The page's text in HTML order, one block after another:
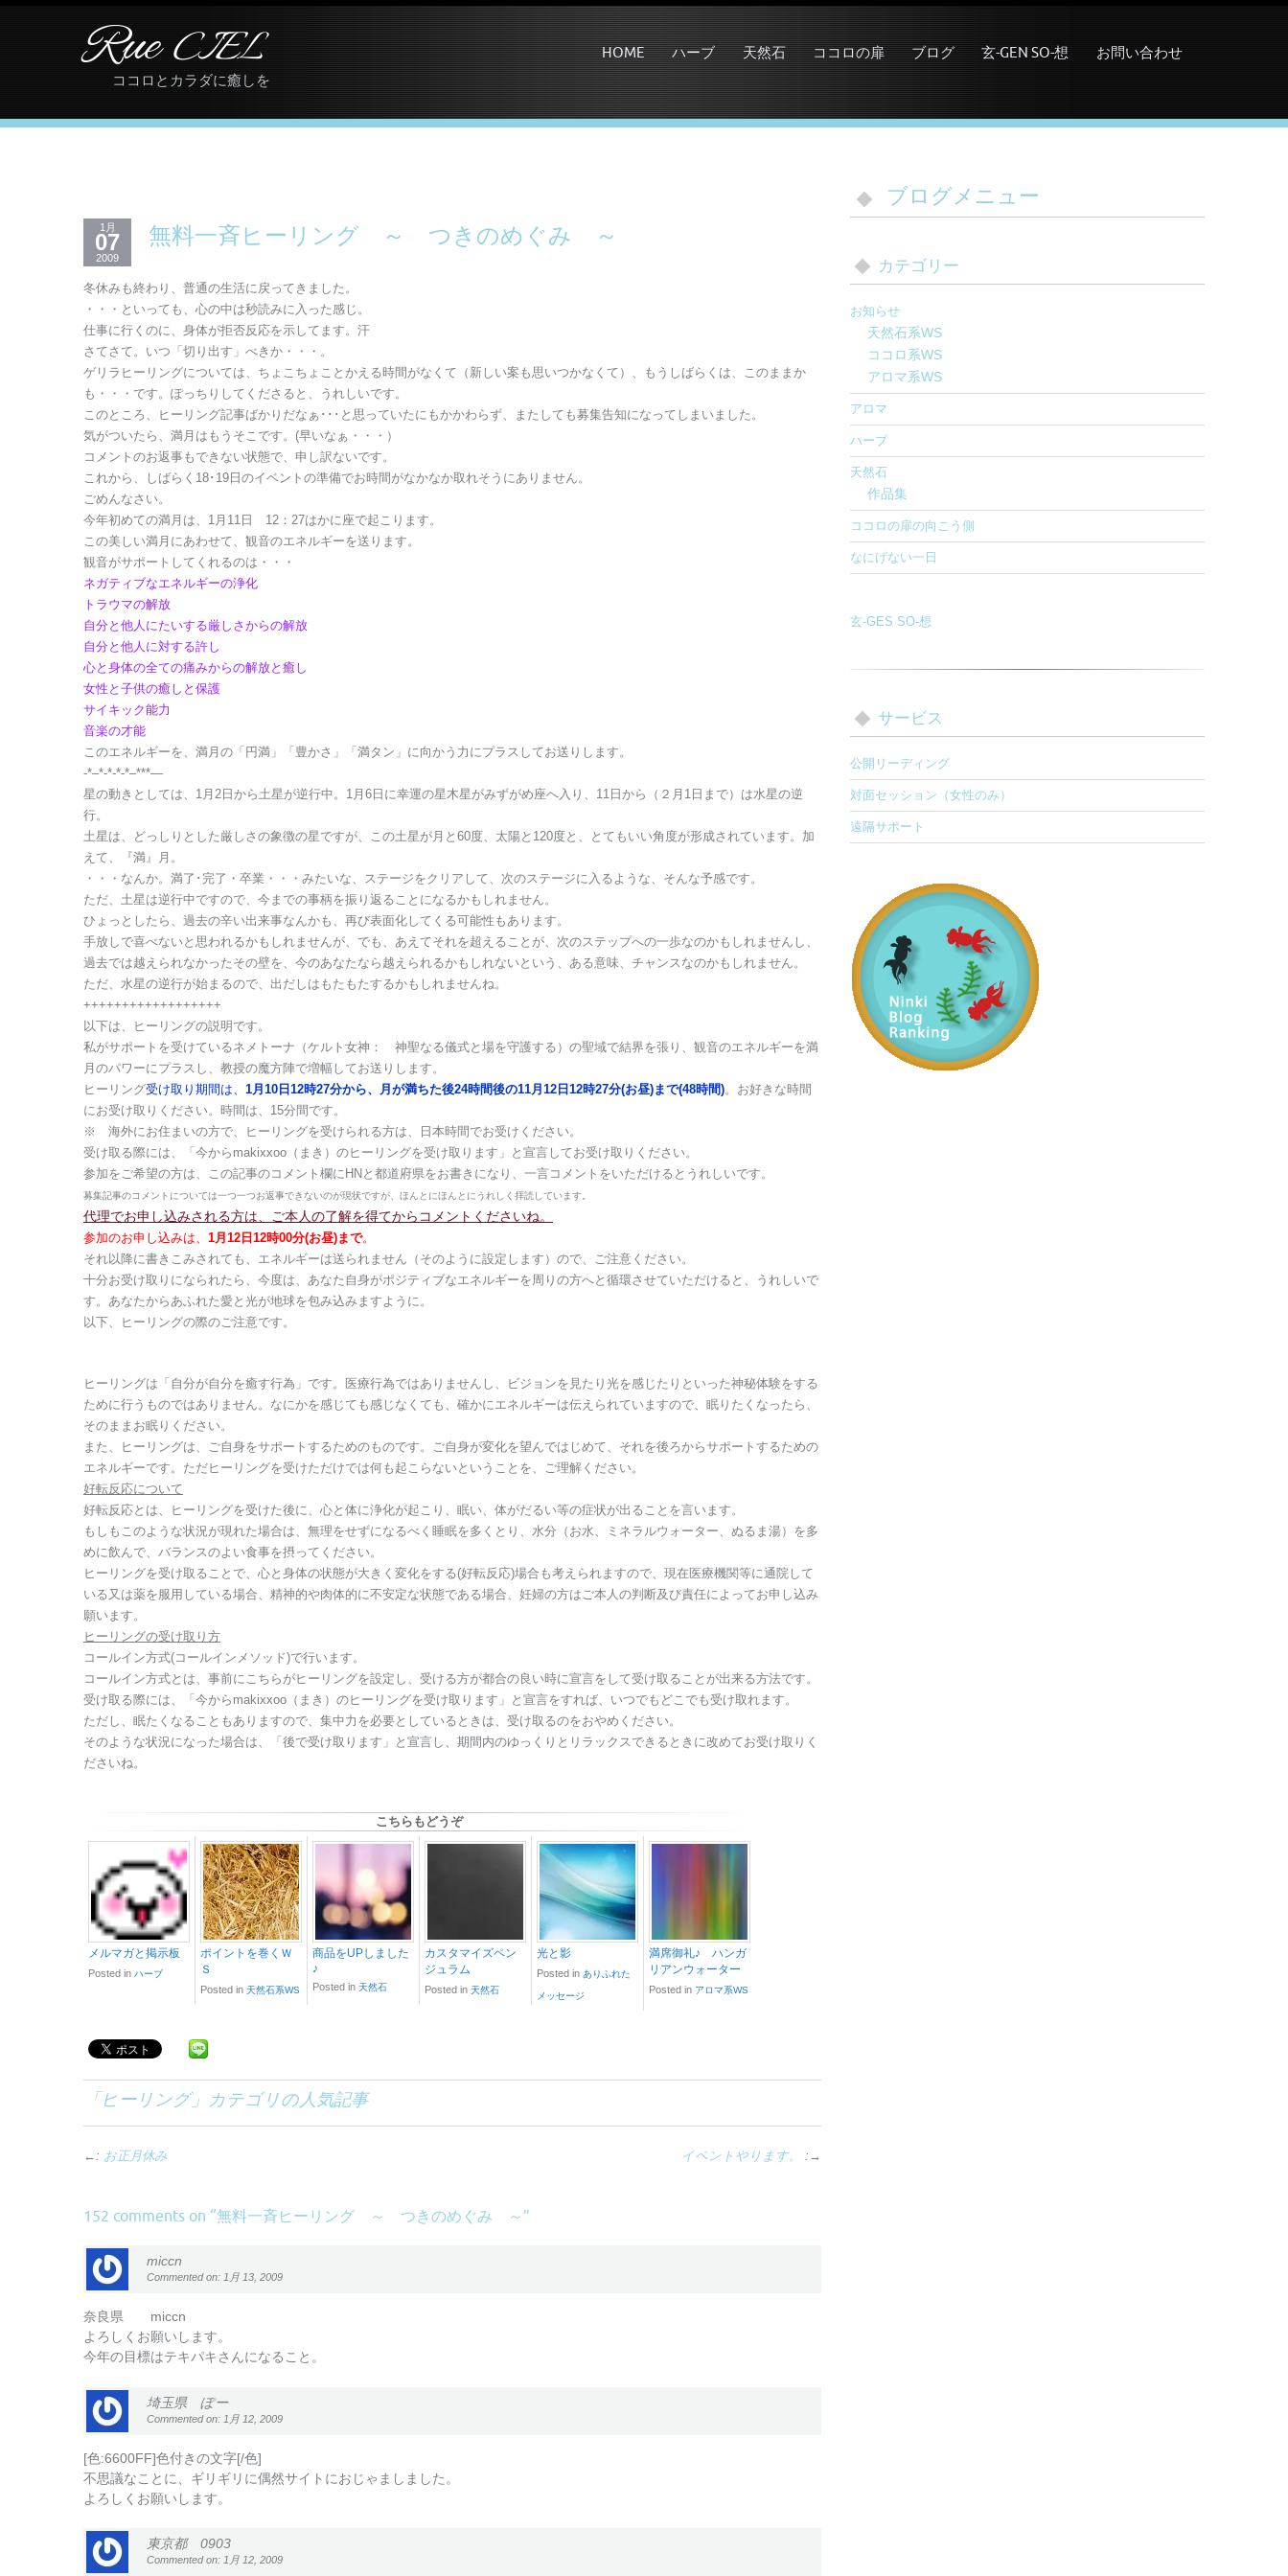
RueCIEL
ココロとカラダに癒しを
HOME ハーブ 天然石 ココロの扉 ブログ 玄-GEN SO-想 お問い合わせ
1月
07
2009
無料一斉ヒーリング ～ つきのめぐみ ～
冬休みも終わり、普通の生活に戻ってきました。
・・・といっても、心の中は秒読みに入った感じ。
仕事に行くのに、身体が拒否反応を示してます。汗
さてさて。いつ「切り出す」べきか・・・。
ゲリラヒーリングについては、ちょこちょことかえる時間がなくて（新しい案も思いつかなくて）、もうしばらくは、このままか
も・・・です。ぽっちりしてくださると、うれしいです。
このところ、ヒーリング記事ばかりだなぁ･･･と思っていたにもかかわらず、またしても募集告知になってしまいました。
気がついたら、満月はもうそこです。(早いなぁ・・・）
コメントのお返事もできない状態で、申し訳ないです。
これから、しばらく18･19日のイベントの準備でお時間がなかなか取れそうにありません。
ごめんなさい。
今年初めての満月は、1月11日 12：27はかに座で起こります。
この美しい満月にあわせて、観音のエネルギーを送ります。
観音がサポートしてくれるのは・・・
ネガティブなエネルギーの浄化
トラウマの解放
自分と他人にたいする厳しさからの解放
自分と他人に対する許し
心と身体の全ての痛みからの解放と癒し
女性と子供の癒しと保護
サイキック能力
音楽の才能
このエネルギーを、満月の「円満」「豊かさ」「満タン」に向かう力にプラスしてお送りします。
-*–*-*-*-*–***—
星の動きとしては、1月2日から土星が逆行中。1月6日に幸運の星木星がみずがめ座へ入り、11日から（２月1日まで）は水星の逆
行。
土星は、どっしりとした厳しさの象徴の星ですが、この土星が月と60度、太陽と120度と、とてもいい角度が形成されています。加
えて、『満』月。
・・・なんか。満了･完了・卒業・・・みたいな、ステージをクリアして、次のステージに入るような、そんな予感です。
ただ、土星は逆行中ですので、今までの事柄を振り返ることになるかもしれません。
ひょっとしたら、過去の辛い出来事なんかも、再び表面化してくる可能性もあります。
手放しで喜べないと思われるかもしれませんが、でも、あえてそれを超えることが、次のステップへの一歩なのかもしれませんし、
過去では越えられなかったその壁を、今のあなたなら越えられるかもしれないという、ある意味、チャンスなのかもしれません。
ただ、水星の逆行が始まるので、出だしはもたもたするかもしれませんね。
++++++++++++++++++
以下は、ヒーリングの説明です。
私がサポートを受けているネメトーナ（ケルト女神： 神聖なる儀式と場を守護する）の聖域で結界を張り、観音のエネルギーを満
月のパワーにプラスし、教授の魔方陣で増幅してお送りします。
ヒーリング受け取り期間は、 1月10日12時27分から、月が満ちた後24時間後の11月12日12時27分(お昼)まで(48時間)。お好きな時間
にお受け取りください。時間は、15分間です。
※ 海外にお住まいの方で、ヒーリングを受けられる方は、日本時間でお受けください。
受け取る際には、「今からmakixxoo（まき）のヒーリングを受け取ります」と宣言してお受け取りください。
参加をご希望の方は、この記事のコメント欄にHNと都道府県をお書きになり、一言コメントをいただけるとうれしいです。
募集記事のコメントについては一つ一つお返事できないのが現状ですが、ほんとにほんとにうれしく拝読しています。
代理でお申し込みされる方は、ご本人の了解を得てからコメントくださいね。
参加のお申し込みは、 1月12日12時00分(お昼)まで。
それ以降に書きこみされても、エネルギーは送られません（そのように設定します）ので、ご注意ください。
十分お受け取りになられたら、今度は、あなた自身がポジティブなエネルギーを周りの方へと循環させていただけると、うれしいで
す。あなたからあふれた愛と光が地球を包み込みますように。
以下、ヒーリングの際のご注意です。
ヒーリングは「自分が自分を癒す行為」です。医療行為ではありませんし、ビジョンを見たり光を感じたりといった神秘体験をする
ために行うものではありません。なにかを感じても感じなくても、確かにエネルギーは伝えられていますので、眠りたくなったら、
そのままお眠りください。
また、ヒーリングは、ご自身をサポートするためのものです。ご自身が変化を望んではじめて、それを後ろからサポートするための
エネルギーです。ただヒーリングを受けただけでは何も起こらないということを、ご理解ください。
好転反応について
好転反応とは、ヒーリングを受けた後に、心と体に浄化が起こり、眠い、体がだるい等の症状が出ることを言います。
もしもこのような状況が現れた場合は、無理をせずになるべく睡眠を多くとり、水分（お水、ミネラルウォーター、ぬるま湯）を多
めに飲んで、バランスのよい食事を摂ってください。
ヒーリングを受け取ることで、心と身体の状態が大きく変化をする(好転反応)場合も考えられますので、現在医療機関等に通院して
いる又は薬を服用している場合、精神的や肉体的に不安定な状態である場合、妊婦の方はご本人の判断及び責任によってお申し込み
願います。
ヒーリングの受け取り方
コールイン方式(コールインメソッド)で行います。
コールイン方式とは、事前にこちらがヒーリングを設定し、受ける方が都合の良い時に宣言をして受け取ることが出来る方法です。
受け取る際には、「今からmakixxoo（まき）のヒーリングを受け取ります」と宣言をすれば、いつでもどこでも受け取れます。
ただし、眠たくなることもありますので、集中力を必要としているときは、受け取るのをおやめください。
そのような状況になった場合は、「後で受け取ります」と宣言し、期間内のゆっくりとリラックスできるときに改めてお受け取りく
ださいね。
こちらもどうぞ
メルマガと掲示板
Posted in ハーブ
ポイントを巻くＷ
Ｓ
Posted in 天然石系WS
商品をUPしました
♪
Posted in 天然石
カスタマイズペン
ジュラム
Posted in 天然石
光と影
Posted in ありふれた
メッセージ
満席御礼♪ ハンガ
リアンウォーター
Posted in アロマ系WS
「ヒーリング」カテゴリの人気記事
←: お正月休み イベントやります。 :→
152 comments on “無料一斉ヒーリング ～ つきのめぐみ ～”
miccn
Commented on: 1月 13, 2009
奈良県 miccn
よろしくお願いします。
今年の目標はテキパキさんになること。
埼玉県 ぽー
Commented on: 1月 12, 2009
[色:6600FF]色付きの文字[/色]
不思議なことに、ギリギリに偶然サイトにおじゃましました。
よろしくお願いします。
東京都 0903
Commented on: 1月 12, 2009
ブログメニュー
カテゴリー
お知らせ
天然石系WS
ココロ系WS
アロマ系WS
アロマ
ハーブ
天然石
作品集
ココロの扉の向こう側
なにげない一日
玄-GES SO-想
サービス
公開リーディング
対面セッション（女性のみ）
遠隔サポート